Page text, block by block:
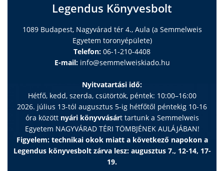
Legendus Könyvesbolt
1089 Budapest, Nagyvárad tér 4., Aula (a Semmelweis
Egyetem toronyépülete)
Telefon: 06-1-210-4408
E-mail: info@semmelweiskiado.hu
Nyitvatartási idő:
Hétfő, kedd, szerda, csütörtök, péntek: 10:00–16:00
2026. július 13-tól augusztus 5-ig hétfőtől péntekig 10-16
óra között nyári könyvvásárt tartunk a Semmelweis
Egyetem NAGYVÁRAD TÉRI TÖMBJÉNEK AULÁJÁBAN!
Figyelem: technikai okok miatt a következő napokon a
Legendus könyvesbolt zárva lesz: augusztus 7., 12-14, 17-
19.